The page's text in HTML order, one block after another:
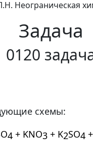
Неограническая
Задача
0120
схемы:
4 + KNO3 + K2SO4